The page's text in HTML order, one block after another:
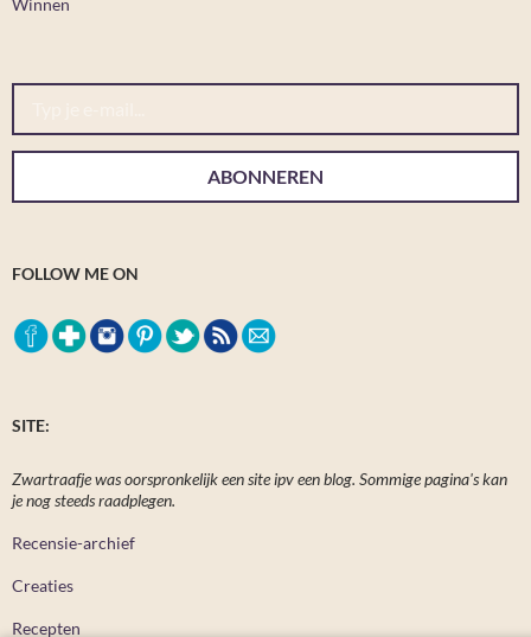
Typ je e-mail...
ABONNEREN
FOLLOW ME ON
SITE:
Zwartraafje was oorspronkelijk een site ipv een blog. Sommige pagina's kan
je nog steeds raadplegen.
Recensie-archief
Creaties
Recepten